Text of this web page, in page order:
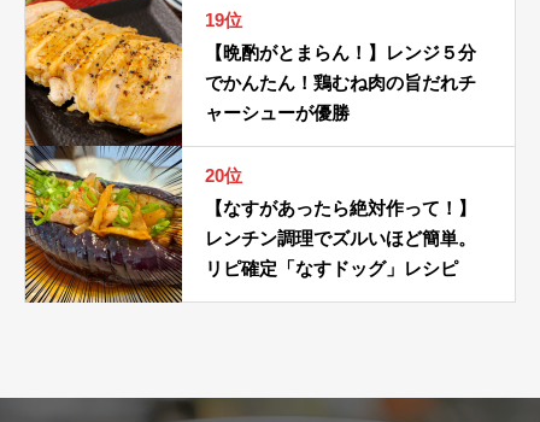
19位
【晩酌がとまらん！】レンジ５分
でかんたん！鶏むね肉の旨だれチ
ャーシューが優勝
20位
【なすがあったら絶対作って！】
レンチン調理でズルいほど簡単。
リピ確定「なすドッグ」レシピ